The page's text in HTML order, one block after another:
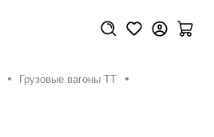
Грузовые вагоны ТТ